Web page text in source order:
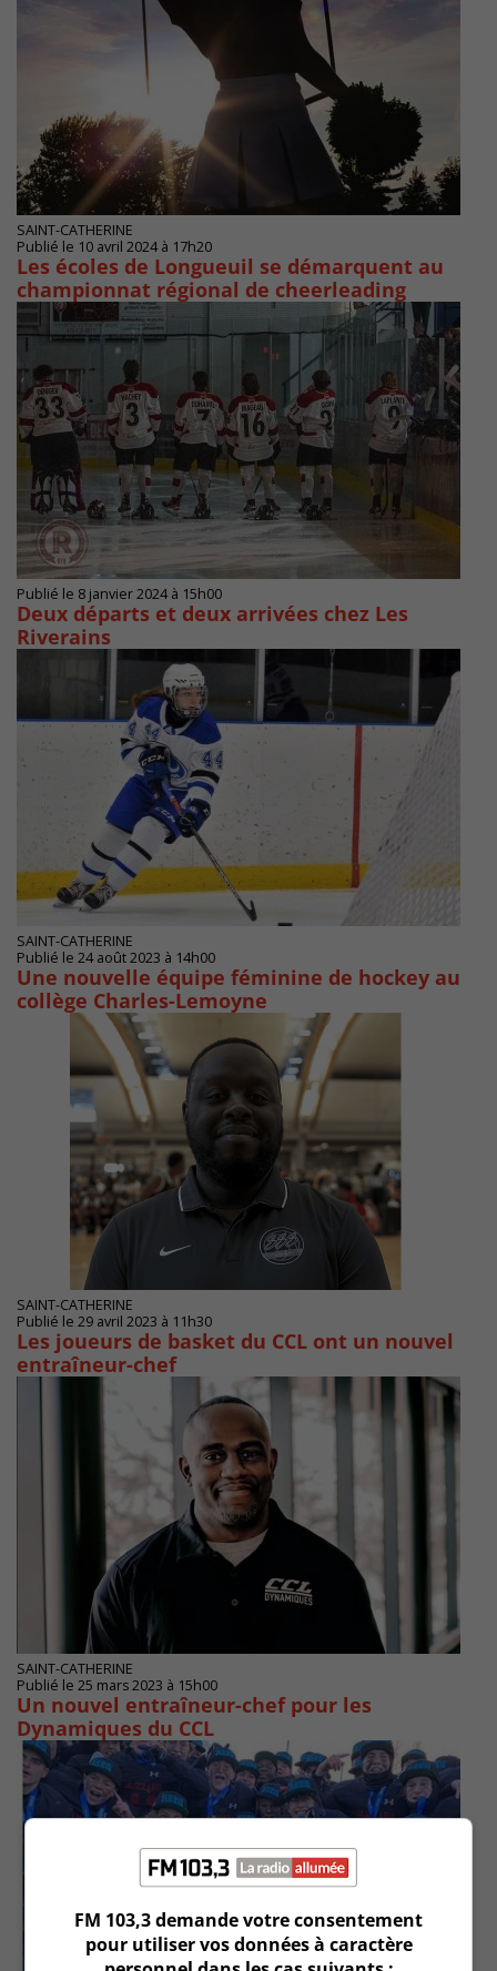
SAINT-CATHERINE
Publié le 10 avril 2024 à 17h20
Les écoles de Longueuil se démarquent au
championnat régional de cheerleading
Publié le 8 janvier 2024 à 15h00
Deux départs et deux arrivées chez Les
Riverains
SAINT-CATHERINE
Publié le 24 août 2023 à 14h00
Une nouvelle équipe féminine de hockey au
collège Charles-Lemoyne
SAINT-CATHERINE
Publié le 29 avril 2023 à 11h30
Les joueurs de basket du CCL ont un nouvel
entraîneur-chef
SAINT-CATHERINE
Publié le 25 mars 2023 à 15h00
Un nouvel entraîneur-chef pour les
Dynamiques du CCL
FM 103,3 demande votre consentement
pour utiliser vos données à caractère